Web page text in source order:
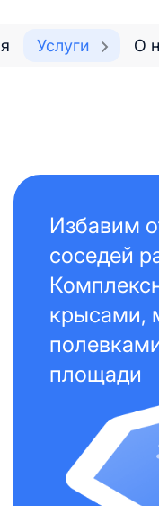
Услуги О
Избавим
соседей
крысами,
площади